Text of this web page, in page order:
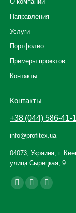
О компании
Направления
Услуги
Портфолио
Примеры проектов
Контакты
Контакты
+38 (044) 586-41-
info@profitex.ua
04073, Украина, г.
улица Сырецкая, 9
Ищите нас:
Facebook
YouTubeInstagram